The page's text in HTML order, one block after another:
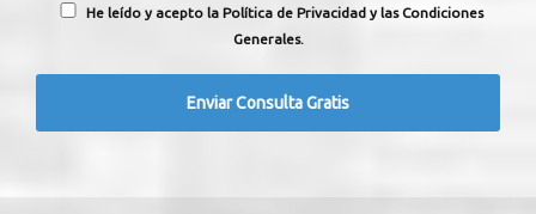
He leído y acepto la Política de Privacidad y las Condiciones
Generales.